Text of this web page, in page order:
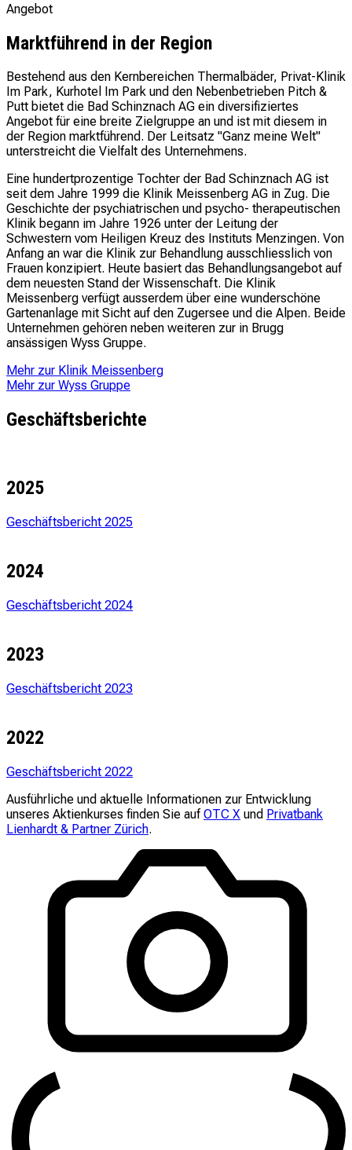
Angebot
Marktführend in der Region
Bestehend aus den Kernbereichen Thermalbäder, Privat-Klinik
Im Park, Kurhotel Im Park und den Nebenbetrieben Pitch &
Putt bietet die Bad Schinznach AG ein diversifiziertes
Angebot für eine breite Zielgruppe an und ist mit diesem in
der Region marktführend. Der Leitsatz "Ganz meine Welt"
unterstreicht die Vielfalt des Unternehmens.
Eine hundertprozentige Tochter der Bad Schinznach AG ist
seit dem Jahre 1999 die Klinik Meissenberg AG in Zug. Die
Geschichte der psychiatrischen und psycho- therapeutischen
Klinik begann im Jahre 1926 unter der Leitung der
Schwestern vom Heiligen Kreuz des Instituts Menzingen. Von
Anfang an war die Klinik zur Behandlung ausschliesslich von
Frauen konzipiert. Heute basiert das Behandlungsangebot auf
dem neuesten Stand der Wissenschaft. Die Klinik
Meissenberg verfügt ausserdem über eine wunderschöne
Gartenanlage mit Sicht auf den Zugersee und die Alpen. Beide
Unternehmen gehören neben weiteren zur in Brugg
ansässigen Wyss Gruppe.
Mehr zur Klinik Meissenberg
Mehr zur Wyss Gruppe
Geschäftsberichte
2025
Geschäftsbericht 2025
2024
Geschäftsbericht 2024
2023
Geschäftsbericht 2023
2022
Geschäftsbericht 2022
Ausführliche und aktuelle Informationen zur Entwicklung
unseres Aktienkurses finden Sie aufOTC X und Privatbank
Lienhardt & Partner Zürich.